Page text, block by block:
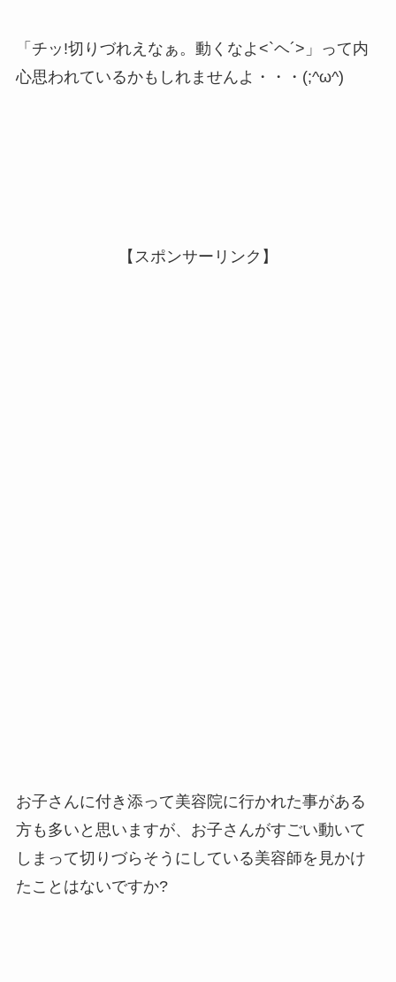
「チッ!切りづれえなぁ。動くなよ<`ヘ´>」って内
心思われているかもしれませんよ・・・(;^ω^)
【スポンサーリンク】
お子さんに付き添って美容院に行かれた事がある
方も多いと思いますが、お子さんがすごい動いて
しまって切りづらそうにしている美容師を見かけ
たことはないですか?